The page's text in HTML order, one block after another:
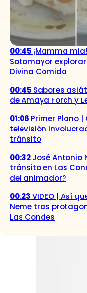
00:45 ¡Mamma
Sotomayor
Divina Comida
00:45 Sabores
de Amaya Forch y
01:06 Primer Plano |
televisión
tránsito
00:32José Antonio
tránsito en Las
del animador?
00:23VIDEO | Así
Neme tras
Las Condes